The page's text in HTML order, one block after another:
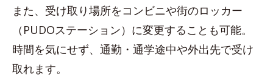
また、受け取り場所をコンビニや街のロッカー
（PUDOステーション）に変更することも可能。
時間を気にせず、通勤・通学途中や外出先で受け
取れます。